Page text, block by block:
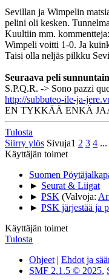
Sevillan ja Wimpelin
pelini oli kesken.
Kuultiin mm.
Wimpeli voitti 1-0. Ja
Taisi olla neljäs pilkku
Seuraava peli
S.P.Q.R. -> Sono pazzi
http://subbuteo-ile-ja-
EN TYKKÄÄ ENKÄ
Tulosta
Siirry ylös Sivuja1 2 3 4 ...
Käyttäjän toimet
Suomen
► Seurat & Liigat
► PSK (Valvoja:
► PSK järjestää ja
Käyttäjän toimet
Tulosta
Ohjeet| Ehdot ja
SMF 2.1.5 © 2025,